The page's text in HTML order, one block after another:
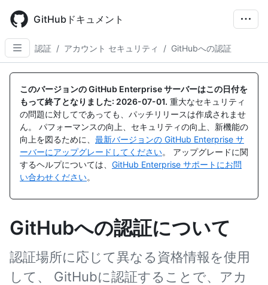
main
content
GitHubドキュメント
認証 / アカウント セキュリティ / GitHubへの認証
このバージョンの GitHub Enterprise サーバーはこの日付を
もって終了となりました: 2026-07-01. 重大なセキュリティ
の問題に対してであっても、パッチリリースは作成されませ
ん。 パフォーマンスの向上、セキュリティの向上、新機能の
向上を図るために、 最新バージョンの GitHub Enterprise サ
ーバーにアップグレードしてください。 アップグレードに関
するヘルプについては、 GitHub Enterprise サポートにお問
い合わせください。
GitHubへの認証について
認証場所に応じて異なる資格情報を使用
して、 GitHubに認証することで、アカ